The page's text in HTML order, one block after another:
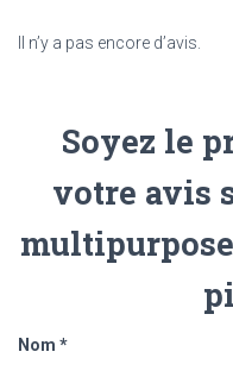
Il n’y a pas encore d’avis.
Soyez le
votre avis
Nom *